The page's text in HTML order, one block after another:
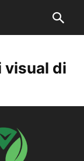
visual di